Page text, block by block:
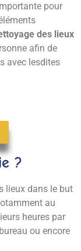
pour
des lieux
afin de
avec lesdites
?
lieux dans le but
au
heures par
bureau ou encore